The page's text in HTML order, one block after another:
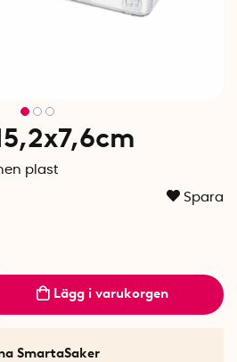
plast
Spara
Lägg i varukorgen
SmartaSaker